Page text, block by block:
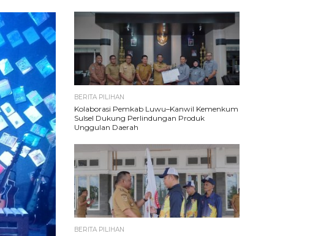
BERITA PILIHAN
Kolaborasi Pemkab Luwu–Kanwil Kemenkum
Sulsel Dukung Perlindungan Produk
Unggulan Daerah
BERITA PILIHAN